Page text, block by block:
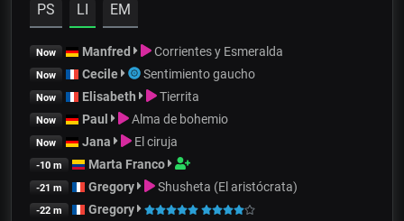
PS LI EM
Now Manfred Corrientes y Esmeralda
Now Cecile Sentimiento gaucho
Now Elisabeth Tierrita
Now Paul Alma de bohemio
Now Jana El ciruja
-10 m Marta Franco
-21 m Gregory Shusheta (El aristócrata)
-22 m Gregory